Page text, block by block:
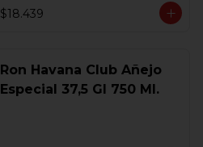
$18.439
Ron Havana Club Añejo
Especial 37,5 Gl 750 Ml.